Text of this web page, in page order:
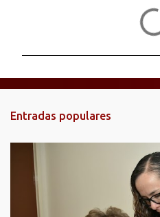
n
t
Entradas populares